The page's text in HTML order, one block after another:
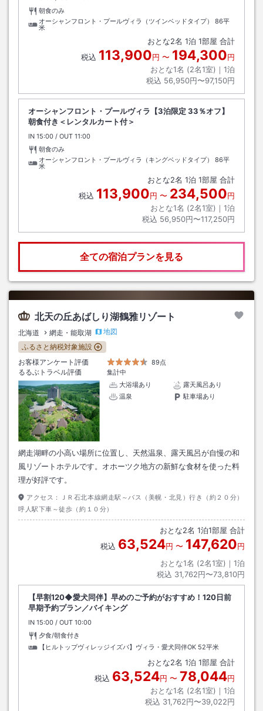
朝食のみ
オーシャンフロント・プールヴィラ（ツインベッドタイプ）
86平
米
おとな2名 1泊 1部屋 合計
税込 113,900円 〜 194,300円
おとな1名 (2名1室)｜ 1泊
税込 56,950円〜97,150円
オーシャンフロント・プールヴィラ【3泊限定 33％オフ】
朝食付き＜レンタルカート付＞
IN チェックイン
15:00 / OUT チェックアウト
11:00
朝食のみ
オーシャンフロント・プールヴィラ（キングベッドタイプ）
86平
米
おとな2名 1泊 1部屋 合計
税込 113,900円 〜 234,500円
おとな1名 (2名1室)｜ 1泊
税込 56,950円〜117,250円
全ての宿泊プランを見る
北天の丘あばしり湖鶴雅リゾート
北海道 網走・能取湖
地図
ふるさと納税対象施設
お客様アンケート評価
89点
るるぶトラベル評価
集計中
大浴場あり
露天風呂あり
温泉
駐車場あり
網走湖畔の小高い場所に位置し、天然温泉、露天風呂が自慢の和
風リゾートホテルです。オホーツク地方の新鮮な食材を使った料
理が好評です。
アクセス：
ＪＲ石北本線網走駅～バス（美幌・北見）行き（約２０分）
呼人駅下車～徒歩（約１０分）
おとな2名 1泊1部屋 合計
税込 63,524円 〜 147,620円
おとな1名 (2名1室)｜ 1泊
税込 31,762円〜73,810円
【早割120◆愛犬同伴】早めのご予約がおすすめ！120日前
早期予約プラン／バイキング
IN チェックイン
15:00 / OUT チェックアウト
10:00
夕食/朝食付き
【ヒルトップヴィレッジイズバ】ヴィラ・愛犬同伴OK 52平米
おとな2名 1泊 1部屋 合計
税込 63,524円 〜 78,044円
おとな1名 (2名1室)｜ 1泊
税込 31,762円〜39,022円